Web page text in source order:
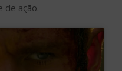
de ação.